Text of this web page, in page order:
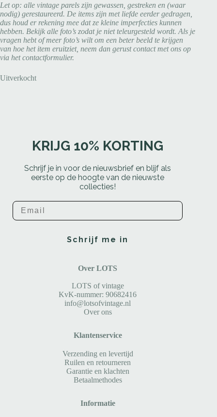
Let op: alle vintage parels zijn gewassen, gestreken en (waar
nodig) gerestaureerd. De items zijn met liefde eerder gedragen,
dus houd er rekening mee dat ze kleine imperfecties kunnen
hebben. Bekijk alle foto’s zodat je niet teleurgesteld wordt. Als je
vragen hebt of meer foto’s wilt om een beter beeld te krijgen
van hoe het item eruitziet, neem dan gerust contact met ons op
via het contactformulier.
Uitverkocht
KRIJG 10% KORTING
Schrijf je in voor de nieuwsbrief en blijf als
eerste op de hoogte van de nieuwste
collecties!
Email
Schrijf me in
Over LOTS
LOTS of vintage
KvK-nummer: 90682416
info@lotsofvintage.nl
Over ons
Klantenservice
Verzending en levertijd
Ruilen en retourneren
Garantie en klachten
Betaalmethodes
Informatie